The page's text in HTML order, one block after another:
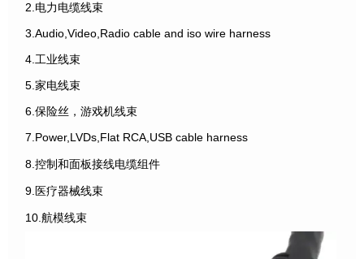
2.电力电缆线束
3.Audio,Video,Radio cable and iso wire harness
4.工业线束
5.家电线束
6.保险丝，游戏机线束
7.Power,LVDs,Flat RCA,USB cable harness
8.控制和面板接线电缆组件
9.医疗器械线束
10.航模线束